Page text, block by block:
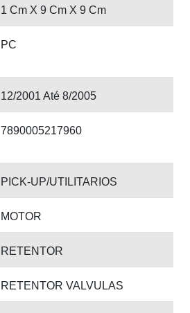
1 Cm X 9 Cm X 9 Cm
PC
12/2001 Até 8/2005
7890005217960
PICK-UP/UTILITARIOS
MOTOR
RETENTOR
RETENTOR VALVULAS